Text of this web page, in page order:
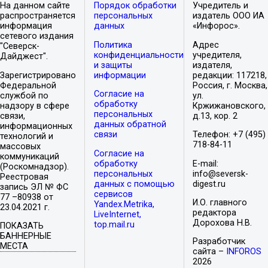
На данном сайте
распространяется
информация
сетевого издания
"Северск-
Дайджест".
Зарегистрировано
Федеральной
службой по
надзору в сфере
связи,
информационных
технологий и
массовых
коммуникаций
(Роскомнадзор).
Реестровая
запись ЭЛ № ФС
77 –80938 от
23.04.2021 г.
ПОКАЗАТЬ
БАННЕРНЫЕ
МЕСТА
Порядок обработки
персональных
данных
Политика
конфиденциальности
и защиты
информации
Согласие на
обработку
персональных
данных обратной
связи
Согласие на
обработку
персональных
данных с помощью
сервисов
Yandex.Metrika,
LiveInternet,
top.mail.ru
Учредитель и
издатель ООО ИА
«Инфорос».
Адрес
учредителя,
издателя,
редакции: 117218,
Россия, г. Москва,
ул.
Кржижановского,
д.13, кор. 2
Телефон: +7 (495)
718-84-11
E-mail:
info@seversk-
digest.ru
И.О. главного
редактора
Дорохова Н.В.
Разработчик
сайта –
INFOROS
2026